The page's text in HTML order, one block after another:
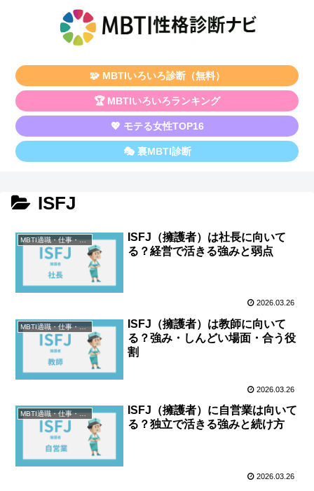
🧩 MBTIいろいろ診断（無料）
🏆 MBTIいろいろランキング
💖 モテる女性TOP16
🎭 裏MBTI診断
ISFJ
MBTI適職・仕事・資格
ISFJ（擁護者）は社長に向いて
る？経営で活きる強みと弱点
2026.03.26
MBTI適職・仕事・資格
ISFJ（擁護者）は教師に向いて
る？強み・しんどい場面・合う役
割
2026.03.26
MBTI適職・仕事・資格
ISFJ（擁護者）に自営業は向いて
る？独立で活きる強みと続け方
2026.03.26